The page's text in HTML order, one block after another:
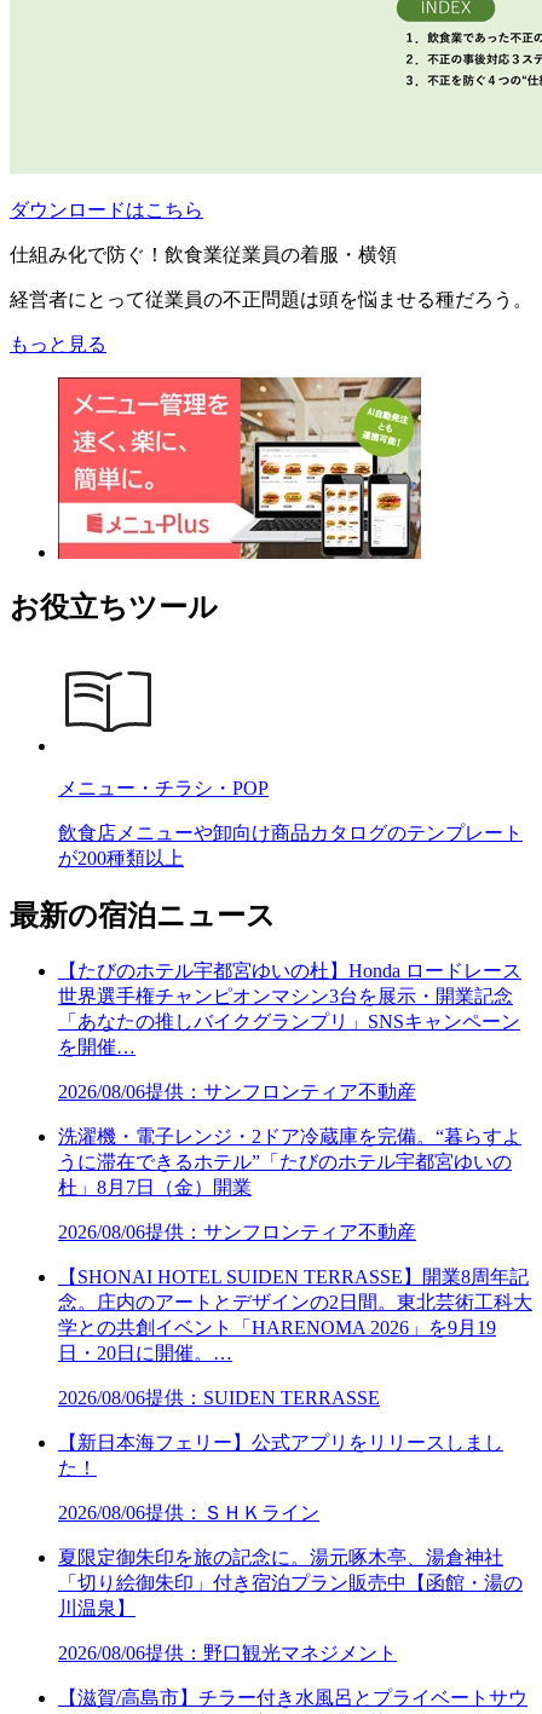
ダウンロードはこちら
仕組み化で防ぐ！飲食業従業員の着服・横領
経営者にとって従業員の不正問題は頭を悩ませる種だろう。
もっと見る
お役立ちツール
メニュー・チラシ・POP
飲食店メニューや卸向け商品カタログのテンプレート
が200種類以上
最新の宿泊ニュース
【たびのホテル宇都宮ゆいの杜】Honda ロードレース
世界選手権チャンピオンマシン3台を展示・開業記念
「あなたの推しバイクグランプリ」SNSキャンペーン
を開催…
2026/08/06提供：サンフロンティア不動産
洗濯機・電子レンジ・2ドア冷蔵庫を完備。“暮らすよ
うに滞在できるホテル”「たびのホテル宇都宮ゆいの
杜」8月7日（金）開業
2026/08/06提供：サンフロンティア不動産
【SHONAI HOTEL SUIDEN TERRASSE】開業8周年記
念。庄内のアートとデザインの2日間。東北芸術工科大
学との共創イベント「HARENOMA 2026」を9月19
日・20日に開催。…
2026/08/06提供：SUIDEN TERRASSE
【新日本海フェリー】公式アプリをリリースしまし
た！
2026/08/06提供：ＳＨＫライン
夏限定御朱印を旅の記念に。湯元啄木亭、湯倉神社
「切り絵御朱印」付き宿泊プラン販売中【函館・湯の
川温泉】
2026/08/06提供：野口観光マネジメント
【滋賀/高島市】チラー付き水風呂とプライベートサウ